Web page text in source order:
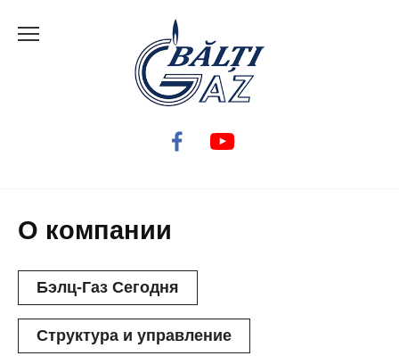
О компании
Бэлц-Газ Сегодня
Структура и управление